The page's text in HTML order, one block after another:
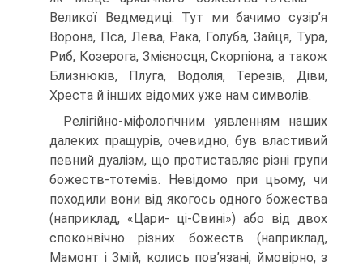
Великої Ведмедиці. Тут ми бачимо сузір’я
Ворона, Пса, Лева, Рака, Голуба, Зайця, Тура,
Риб, Козерога, Змієносця, Скорпіона, а також
Близнюків, Плуга, Водолія, Терезів, Діви,
Хреста й інших відомих уже нам символів.
Релігійно-міфологічним уявленням наших
далеких пращурів, очевидно, був властивий
певний дуалізм, що протиставляє різні групи
божеств-тотемів. Невідо­мо при цьому, чи
походили вони від якогось одного божества
(наприклад, «Цари- ці-Свині») або від двох
споконвічно різних божеств (наприклад,
Мамонт і Змій, колись пов’язані, ймовірно, з